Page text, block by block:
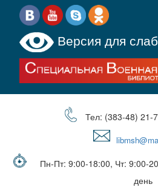
Версия для
Тел: (383-48) 21-
Пн-Пт: 9:00-18:00, Чт: 9:00-
день